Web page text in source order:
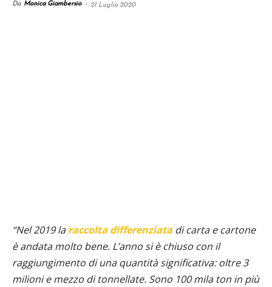
Da Monica Giambersio - 21 Luglio 2020
“Nel 2019 laraccolta differenziata di carta e cartone
è andata molto bene. L’anno si è chiuso con il
raggiungimento di una quantità significativa: oltre 3
milioni e mezzo di tonnellate. Sono 100 mila ton in più